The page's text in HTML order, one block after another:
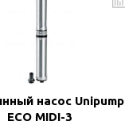
насос Unipump
ECO MIDI-3